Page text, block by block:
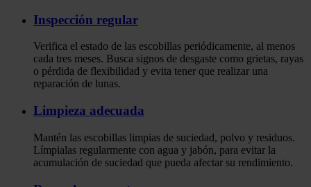
Inspección regular
Verifica el estado de las escobillas periódicamente, al menos
cada tres meses. Busca signos de desgaste como grietas, rayas
o pérdida de flexibilidad y evita tener que realizar una
reparación de lunas.
Limpieza adecuada
Mantén las escobillas limpias de suciedad, polvo y residuos.
Límpialas regularmente con agua y jabón, para evitar la
acumulación de suciedad que pueda afectar su rendimiento.